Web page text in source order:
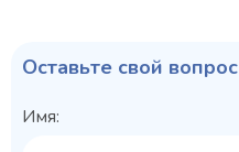
Оставьте свой вопрос
Имя: